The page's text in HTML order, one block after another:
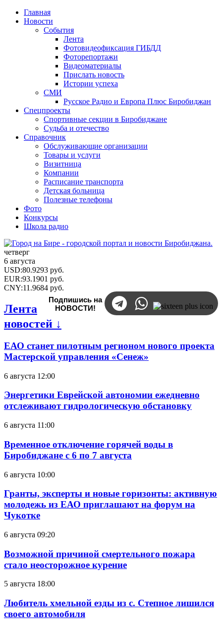
Главная
Новости
События
Лента
Фотовидеофиксация ГИБДД
Фоторепортажи
Видеоматериалы
Прислать новость
Истории успеха
СМИ
Русское Радио и Европа Плюс Биробиджан
Спецпроекты
Спортивные секции в Биробиджане
Судьба и отечество
Справочник
Обслуживающие организации
Товары и услуги
Визитница
Компании
Расписание транспорта
Детская больница
Полезные телефоны
Фото
Конкурсы
Школа радио
четверг
6 августа
USD:80.9293 руб.
EUR:93.1901 руб.
CNY:11.9684 руб.
Подпишись на
НОВОСТИ!
Лента
новостей ↓
ЕАО станет пилотным регионом нового проекта
Мастерской управления «Сенеж»
6 августа 12:00
Энергетики Еврейской автономии ежедневно
отслеживают гидрологическую обстановку
6 августа 11:00
Временное отключение горячей воды в
Биробиджане с 6 по 7 августа
6 августа 10:00
Гранты, эксперты и новые горизонты: активную
молодежь из ЕАО приглашают на форум на
Чукотке
6 августа 09:20
Возможной причиной смертельного пожара
стало неосторожное курение
5 августа 18:00
Любитель хмельной езды из с. Степное лишился
своего автомобиля